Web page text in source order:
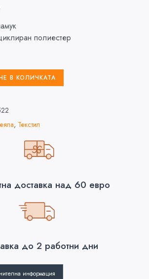
полиестер
В КОЛИЧКАТА
, Текстил
доставка над 60 евро
до 2 работни дни
информация